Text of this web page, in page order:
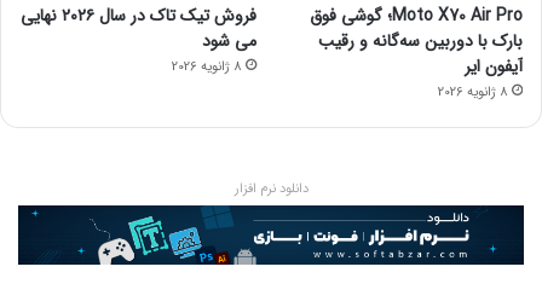
Moto X70 Air Pro؛ گوشی فوق
بارک با دوربین سه‌گانه و رقیب
آیفون ایر
8 ژانویه 2026
فروش تیک تاک در سال ۲۰۲۶ نهایی
می شود
8 ژانویه 2026
دانلود نرم افزار